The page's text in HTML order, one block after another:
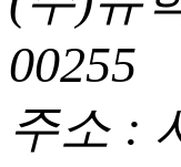
00255
주소 :